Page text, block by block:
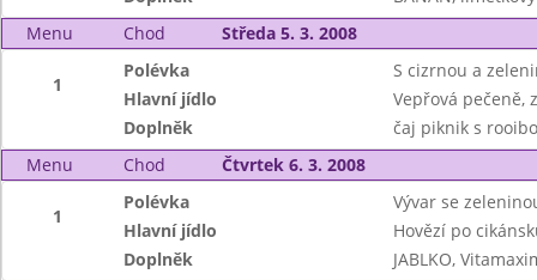
Menu
Chod Středa 5. 3. 2008
1
Polévka
S cizrnou a
Hlavní jídlo
Vepřová pečeně,
Doplněk
čaj piknik s
Menu
Chod Čtvrtek 6. 3. 2008
1
Polévka
Vývar se
Hlavní jídlo
Hovězí po
Doplněk
JABLKO,